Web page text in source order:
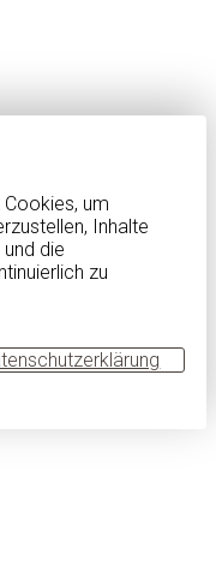
um
Inhalte
die
zu